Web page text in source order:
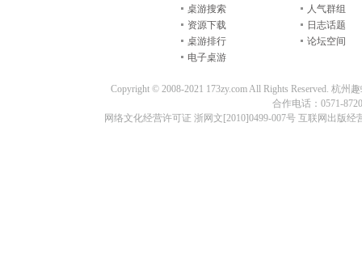
桌游搜索
资源下载
桌游排行
电子桌游
人气群组
日志话题
论坛空间
Copyright © 2008-2021 173zy.com All Rights Reserved. 杭
合作电话：0571-
网络文化经营许可证 浙网文[2010]0499-007号 互联网出版